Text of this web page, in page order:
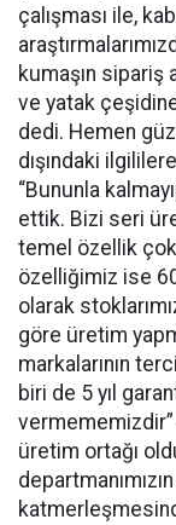
çalışması ile,
kumaşın sipariş
ve yatak
dedi. Hemen
dışındaki
“Bununla
ettik. Bizi seri
temel özellik
özelliğimiz ise
olarak
göre üretim
markalarının
biri de 5 yıl
vermememizdir”
üretim ortağı